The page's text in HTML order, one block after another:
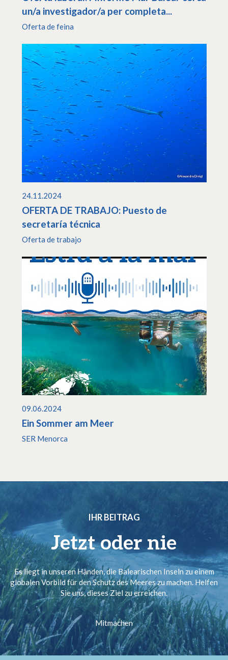
un/a investigador/a per completa...
Oferta de feina
24.11.2024
OFERTA DE TRABAJO: Puesto de
secretaría técnica
Oferta de trabajo
09.06.2024
Ein Sommer am Meer
SER Menorca
IHR BEITRAG
Jetzt oder nie
Es liegt in unseren Händen, die Balearischen Inseln zu einem
globalen Vorbild für den Schutz des Meeres zu machen. Helfen
Sie uns, dieses Ziel zu erreichen.
Mitmachen